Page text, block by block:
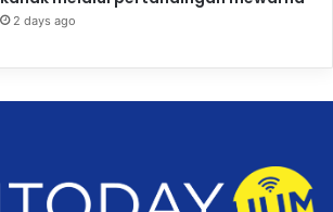
2 days ago